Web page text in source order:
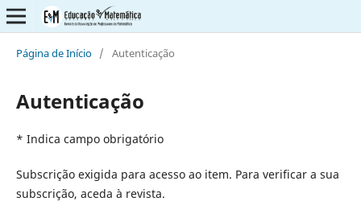
Página de Início / Autenticação
Autenticação
* Indica campo obrigatório
Subscrição exigida para acesso ao item. Para verificar a sua
subscrição, aceda à revista.